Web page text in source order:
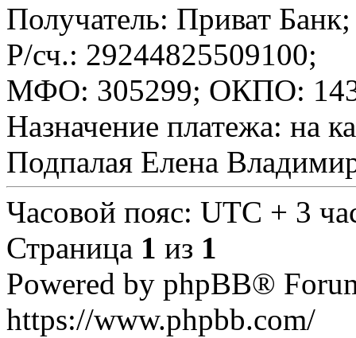
Получатель: Приват Банк;
Р/сч.: 29244825509100;
МФО: 305299; ОКПО:
Назначение платежа: на
Подпалая Елена
Часовой пояс: UTC + 3
Страница 1 из 1
Powered by phpBB®
https://www.phpbb.com/